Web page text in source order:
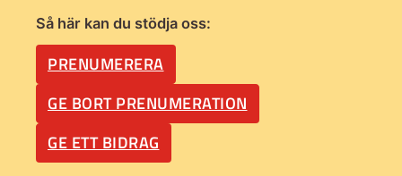
Så här kan du stödja oss:
PRENUMERERA
GE BORT PRENUMERATION
GE ETT BIDRAG